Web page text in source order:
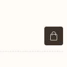
Voir